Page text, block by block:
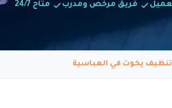
فريق مرخص ومدرب متاح 24/7
تنظيف يخوت في العباسية